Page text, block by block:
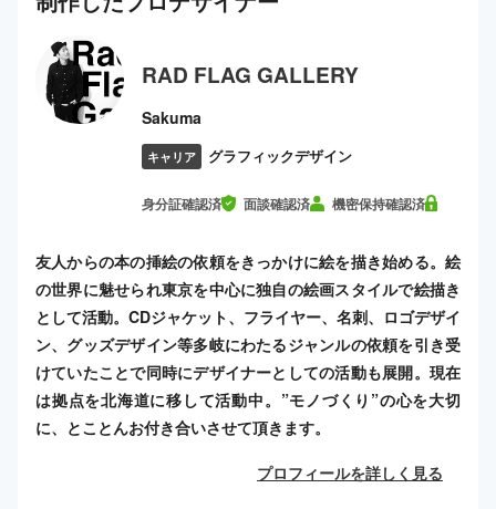
RAD FLAG GALLERY
Sakuma
キャリア グラフィックデザイン
身分証確認済 面談確認済 機密保持確認済
友人からの本の挿絵の依頼をきっかけに絵を描き始める。絵
の世界に魅せられ東京を中心に独自の絵画スタイルで絵描き
として活動。CDジャケット、フライヤー、名刺、ロゴデザイ
ン、グッズデザイン等多岐にわたるジャンルの依頼を引き受
けていたことで同時にデザイナーとしての活動も展開。現在
は拠点を北海道に移して活動中。”モノづくり”の心を大切
に、とことんお付き合いさせて頂きます。
プロフィールを詳しく見る